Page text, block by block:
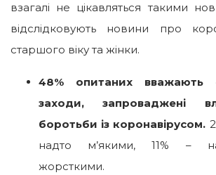
взагалі не цікавляться такими
відслідковують новини про
старшого віку та жінки.
48% опитаних вважають
заходи, запроваджені
боротьби із коронавірусом.
надто м’якими, 11% –
жорсткими.